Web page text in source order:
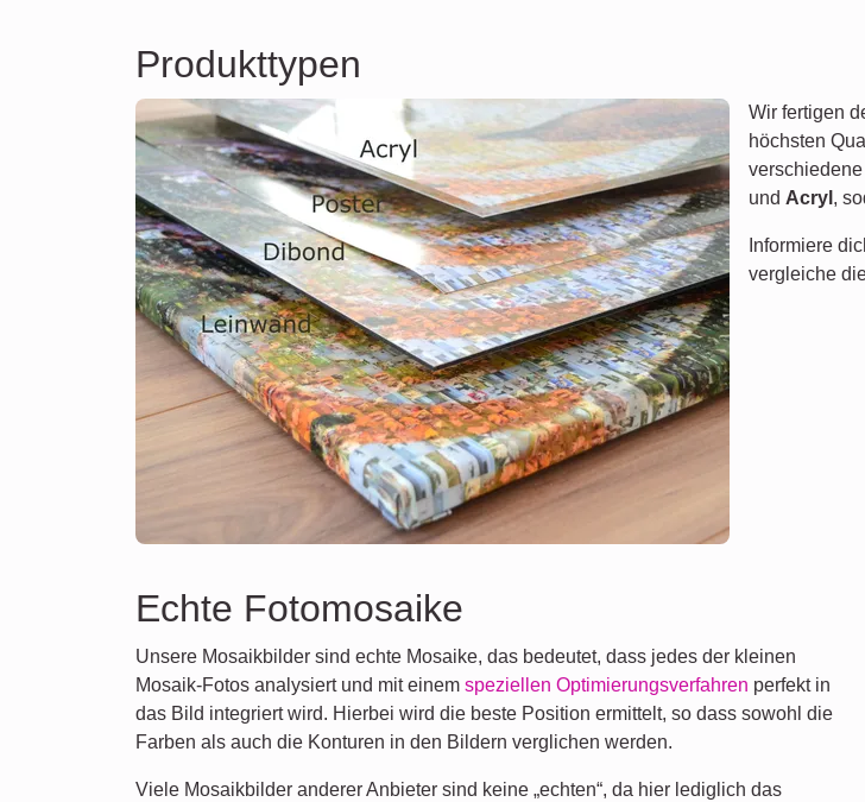
Produkttypen
Wir fertigen
höchsten
und Acryl ,
Informiere
vergleiche
Echte Fotomosaike
Unsere Mosaikbilder sind echte Mosaike, das bedeutet, dass jedes der kleinen
Mosaik-Fotos analysiert und mit einem speziellen Optimierungsverfahren perfekt in
das Bild integriert wird. Hierbei wird die beste Position ermittelt, so dass sowohl die
Farben als auch die Konturen in den Bildern verglichen werden.
Viele Mosaikbilder anderer Anbieter sind keine „echten“, da hier lediglich das